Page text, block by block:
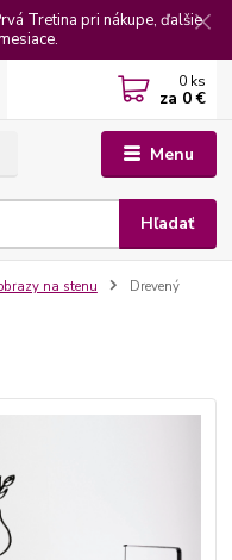
Tretina pri nákupe, ďalšie
Menu
Hľadať
0 ks
za 0 €
na stenu
Drevený